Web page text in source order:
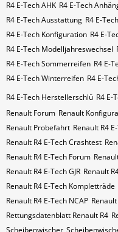
R4 E-Tech AHK R4 E-Tech
R4 E-Tech Ausstattung R4 E-
R4 E-Tech Konfiguration R4 E-
R4 E-Tech Modelljahreswechsel
R4 E-Tech Sommerreifen R4 E-
R4 E-Tech Winterreifen R4 E-
R4 E-Tech​​​​​ Herstellerschlü R4 E-
Renault Forum Renault
Renault Probefahrt Renault R4
Renault R4 E-Tech Crashtest
Renault R4 E-Tech Forum
Renault R4 E-Tech GJR Renault
Renault R4 E-Tech Kompletträde
Renault R4 E-Tech NCAP
Rettungsdatenblatt Renault R4
Scheibenwischer